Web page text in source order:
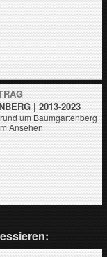
| 2013-2023
um Baumgartenberg
Ansehen